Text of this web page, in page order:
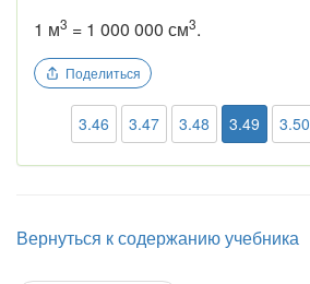
1 м3 = 1 000 000 см3.
Поделиться
3.46 3.47 3.48 3.49 3.50
Вернуться к содержанию учебника